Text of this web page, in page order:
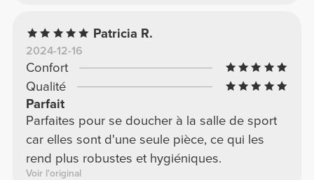
Patricia R.
2024-12-16
Confort
Qualité
Parfait
Parfaites pour se doucher à la salle de sport
car elles sont d'une seule pièce, ce qui les
rend plus robustes et hygiéniques.
Voir l'original